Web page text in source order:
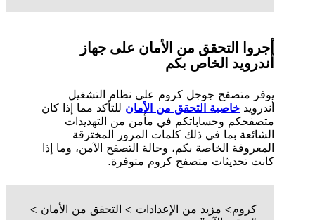
أجروا التحقق من الأمان على جهاز
أندرويد الخاص بكم
يوفر متصفح جوجل كروم على نظام التشغيل
أندرويد خاصية التحقق من الأمان للتأكد مما إذا كان
متصفحكم وحساباتكم في مأمن من التهديدات
الشائعة بما في ذلك كلمات المرور المخترقة
المعروفة الخاصة بكم، وحالة التصفح الآمن، وما إذا
كانت تحديثات متصفح كروم متوفرة.
كروم> مزيد من الإعدادات > التحقق من الأمان >